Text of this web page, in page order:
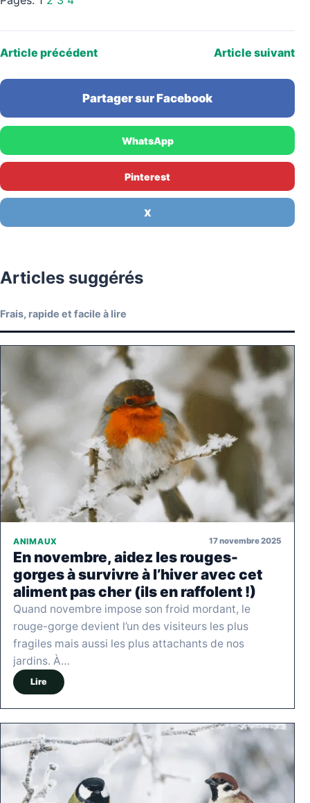
Article précédent Article suivant
Partager sur Facebook
WhatsApp
Pinterest
X
Articles suggérés
Frais, rapide et facile à lire
ANIMAUX 17 novembre 2025
En novembre, aidez les rouges-
gorges à survivre à l’hiver avec cet
aliment pas cher (ils en raffolent !)
Quand novembre impose son froid mordant, le
rouge-gorge devient l’un des visiteurs les plus
fragiles mais aussi les plus attachants de nos
jardins. À…
Lire